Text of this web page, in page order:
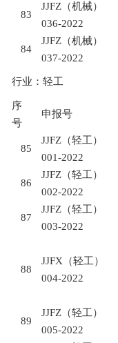
83
JJFZ （机械）
036-2022
84
JJFZ （机械）
037-2022
行业：轻工
序
号
申报号
85
JJFZ （轻工）
001-2022
86
JJFZ （轻工）
002-2022
87
JJFZ （轻工）
003-2022
88
JJFX （轻工）
004-2022
89
JJFZ （轻工）
005-2022